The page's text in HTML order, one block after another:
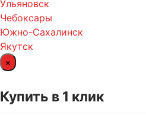
Ульяновск
Чебоксары
Южно-Сахалинск
Якутск
×
Купить в 1 клик